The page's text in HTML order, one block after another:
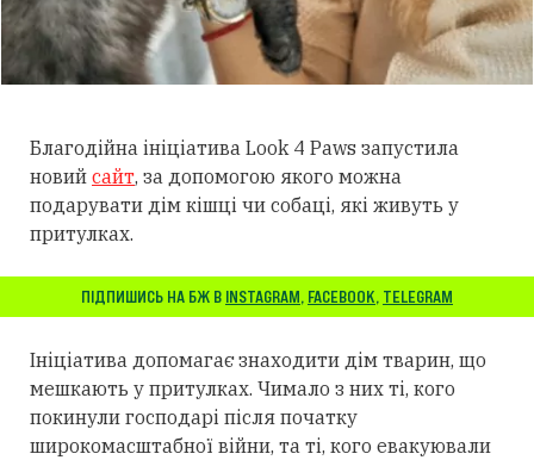
Благодійна ініціатива Look 4 Paws запустила
новий сайт, за допомогою якого можна
подарувати дім кішці чи собаці, які живуть у
притулках.
ПІДПИШИСЬ НА БЖ В INSTAGRAM, FACEBOOK, TELEGRAM
Ініціатива допомагає знаходити дім тварин, що
мешкають у притулках. Чимало з них ті, кого
покинули господарі після початку
широкомасштабної війни, та ті, кого евакуювали